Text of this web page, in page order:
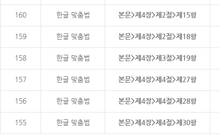
160 한글 맞춤법 본문>제4장>제2절>제15항
159 한글 맞춤법 본문>제4장>제2절>제18항
158 한글 맞춤법 본문>제4장>제3절>제19항
157 한글 맞춤법 본문>제4장>제4절>제27항
156 한글 맞춤법 본문>제4장>제4절>제28항
155 한글 맞춤법 본문>제4장>제4절>제30항